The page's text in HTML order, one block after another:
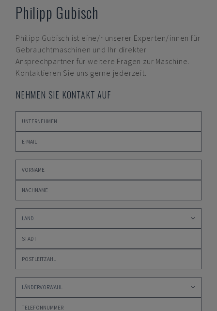
Philipp Gubisch
Philipp Gubisch ist eine/r unserer Experten/innen für
Gebrauchtmaschinen und Ihr direkter
Ansprechpartner für weitere Fragen zur Maschine.
Kontaktieren Sie uns gerne jederzeit.
NEHMEN SIE KONTAKT AUF